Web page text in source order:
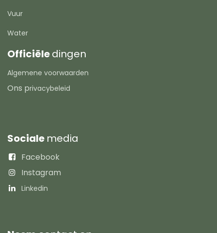
Vuur
Water
Officiëledingen
Algemene voorwaarden
Ons privacybeleid
Sociale media
Facebook
Instagram
Linkedin